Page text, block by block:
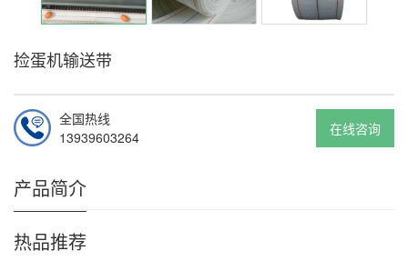
捡蛋机输送带
在线咨询
全国热线
13939603264
产品简介
热品推荐